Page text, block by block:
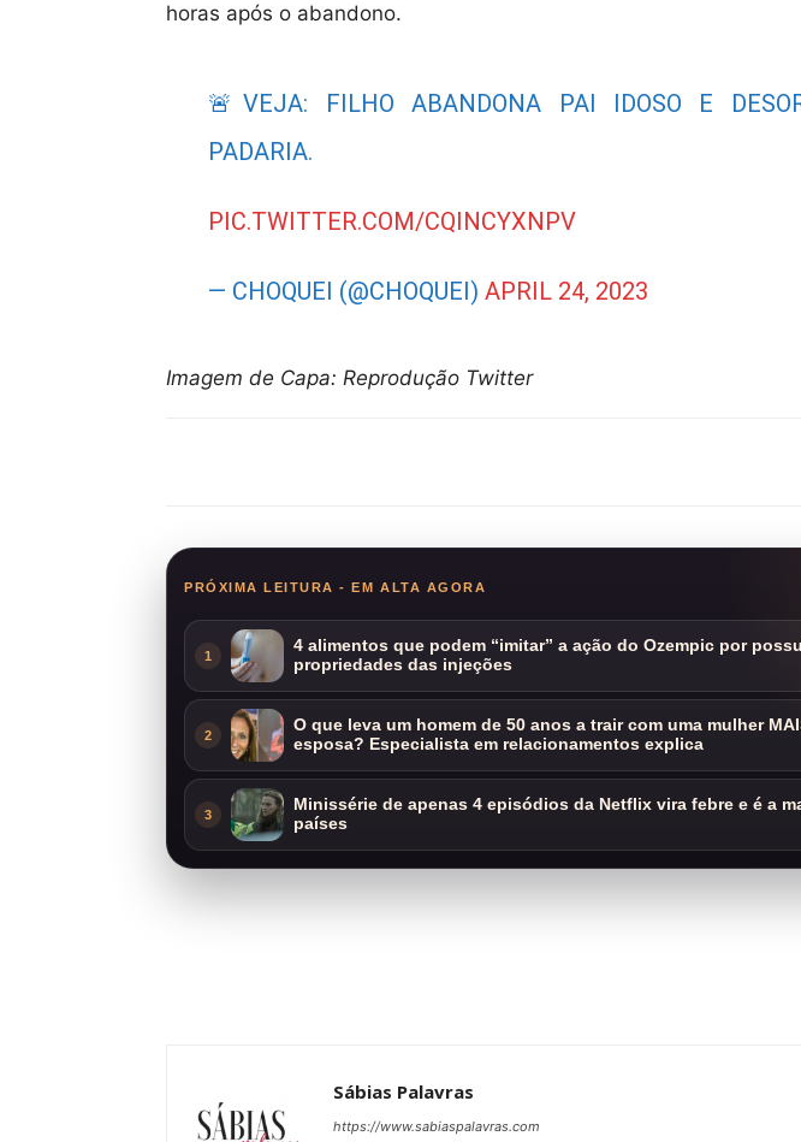
horas após o abandono.
🚨VEJA: FILHO ABANDONA PAI IDOSO E
PADARIA.
PIC.TWITTER.COM/CQINCYXNPV
— CHOQUEI (@CHOQUEI) APRIL 24, 2023
Imagem de Capa: Reprodução Twitter
PRÓXIMA LEITURA - EM ALTA AGORA
1
4 alimentos que podem “imitar” a ação do Ozempic por
propriedades das injeções
2
O que leva um homem de 50 anos a trair com uma mulher
esposa? Especialista em relacionamentos explica
3
Minissérie de apenas 4 episódios da Netflix vira febre e é a
países
Sábias Palavras
https://www.sabiaspalavras.com